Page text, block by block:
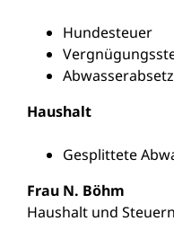
Hundesteuer
Haushalt
Gesplittete
Frau N. Böhm
Haushalt und Steuern